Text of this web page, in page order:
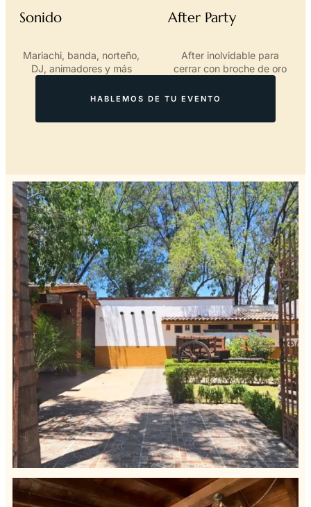
Sonido
Mariachi, banda, norteño,
DJ, animadores y más
After Party
After inolvidable para
cerrar con broche de oro
HABLEMOS DE TU EVENTO